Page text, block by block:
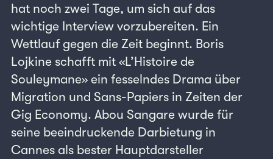
hat noch zwei Tage, um sich auf das
wichtige Interview vorzubereiten. Ein
Wettlauf gegen die Zeit beginnt. Boris
Lojkine schafft mit «L’Histoire de
Souleymane» ein fesselndes Drama über
Migration und Sans-Papiers in Zeiten der
Gig Economy. Abou Sangare wurde für
seine beeindruckende Darbietung in
Cannes als bester Hauptdarsteller